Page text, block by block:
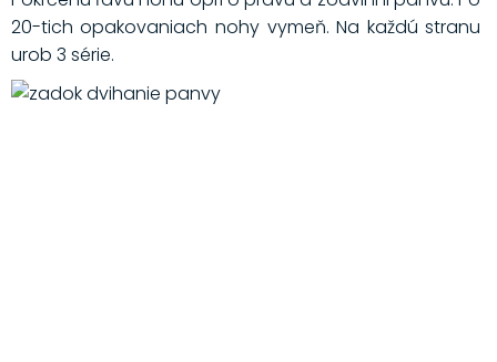
20-tich opakovaniach nohy vymeň. Na každú stranu
urob 3 série.